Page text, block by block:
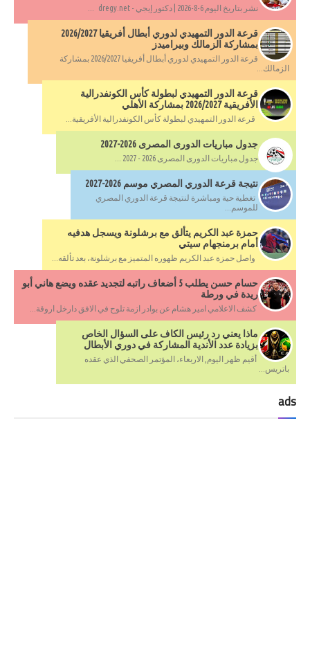
نشر بتاريخ اليوم 6-8-2026 | دكتور إيجي - dregy.net ...
قرعة الدور التمهيدي لدوري أبطال أفريقيا 2026/2027
بمشاركة الزمالك وبيراميدز
قرعة الدور التمهيدي لدوري أبطال أفريقيا 2026/2027 بمشاركة
الزمالك...
قرعة الدور التمهيدي لبطولة كأس الكونفدرالية
الأفريقية 2026/2027 بمشاركة الأهلي
قرعة الدور التمهيدي لبطولة كأس الكونفدرالية الأفريقية...
جدول مباريات الدورى المصرى 2026-2027
جدول مباريات الدورى المصرى 2026 - 2027 ...
نتيجة قرعة الدوري المصري موسم 2026-2027
تغطية حية ومباشرة لنتيجة قرعة الدوري المصري
للموسم...
حمزة عبد الكريم يتألق مع برشلونة ويسجل هدفيه
أمام برمنجهام سيتي
واصل حمزة عبد الكريم ظهوره المتميز مع برشلونة، بعد تألقه...
حسام حسن يطلب 5 أضعاف راتبه لتجديد عقده ويضع هاني أبو
ريدة في ورطة
كشف الاعلامي امير هشام عن بوادر ازمة تلوح في الافق دارخل اروقة...
ماذا يعني رد رئيس الكاف على السؤال الخاص
بزيادة عدد الأندية المشاركة في دوري الأبطال
أقيم ظهر اليوم, الاربعاء، المؤتمر الصحفي الذي عقده
باتريس...
ads